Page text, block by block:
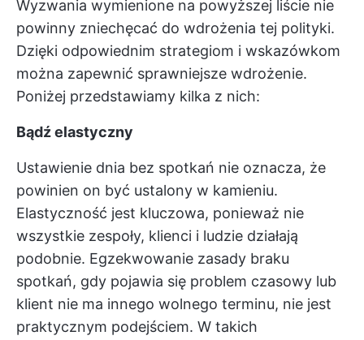
Wyzwania wymienione na powyższej liście nie
powinny zniechęcać do wdrożenia tej polityki.
Dzięki odpowiednim strategiom i wskazówkom
można zapewnić sprawniejsze wdrożenie.
Poniżej przedstawiamy kilka z nich:
Bądź elastyczny
Ustawienie dnia bez spotkań nie oznacza, że
powinien on być ustalony w kamieniu.
Elastyczność jest kluczowa, ponieważ nie
wszystkie zespoły, klienci i ludzie działają
podobnie. Egzekwowanie zasady braku
spotkań, gdy pojawia się problem czasowy lub
klient nie ma innego wolnego terminu, nie jest
praktycznym podejściem. W takich